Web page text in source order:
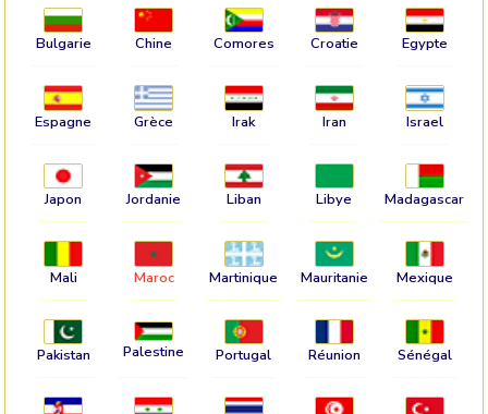
Bulgarie Chine Comores Croatie Egypte
Espagne Grèce Irak Iran Israel
Japon Jordanie Liban Libye Madagascar
Mali Maroc Martinique Mauritanie Mexique
Pakistan Palestine Portugal Réunion Sénégal